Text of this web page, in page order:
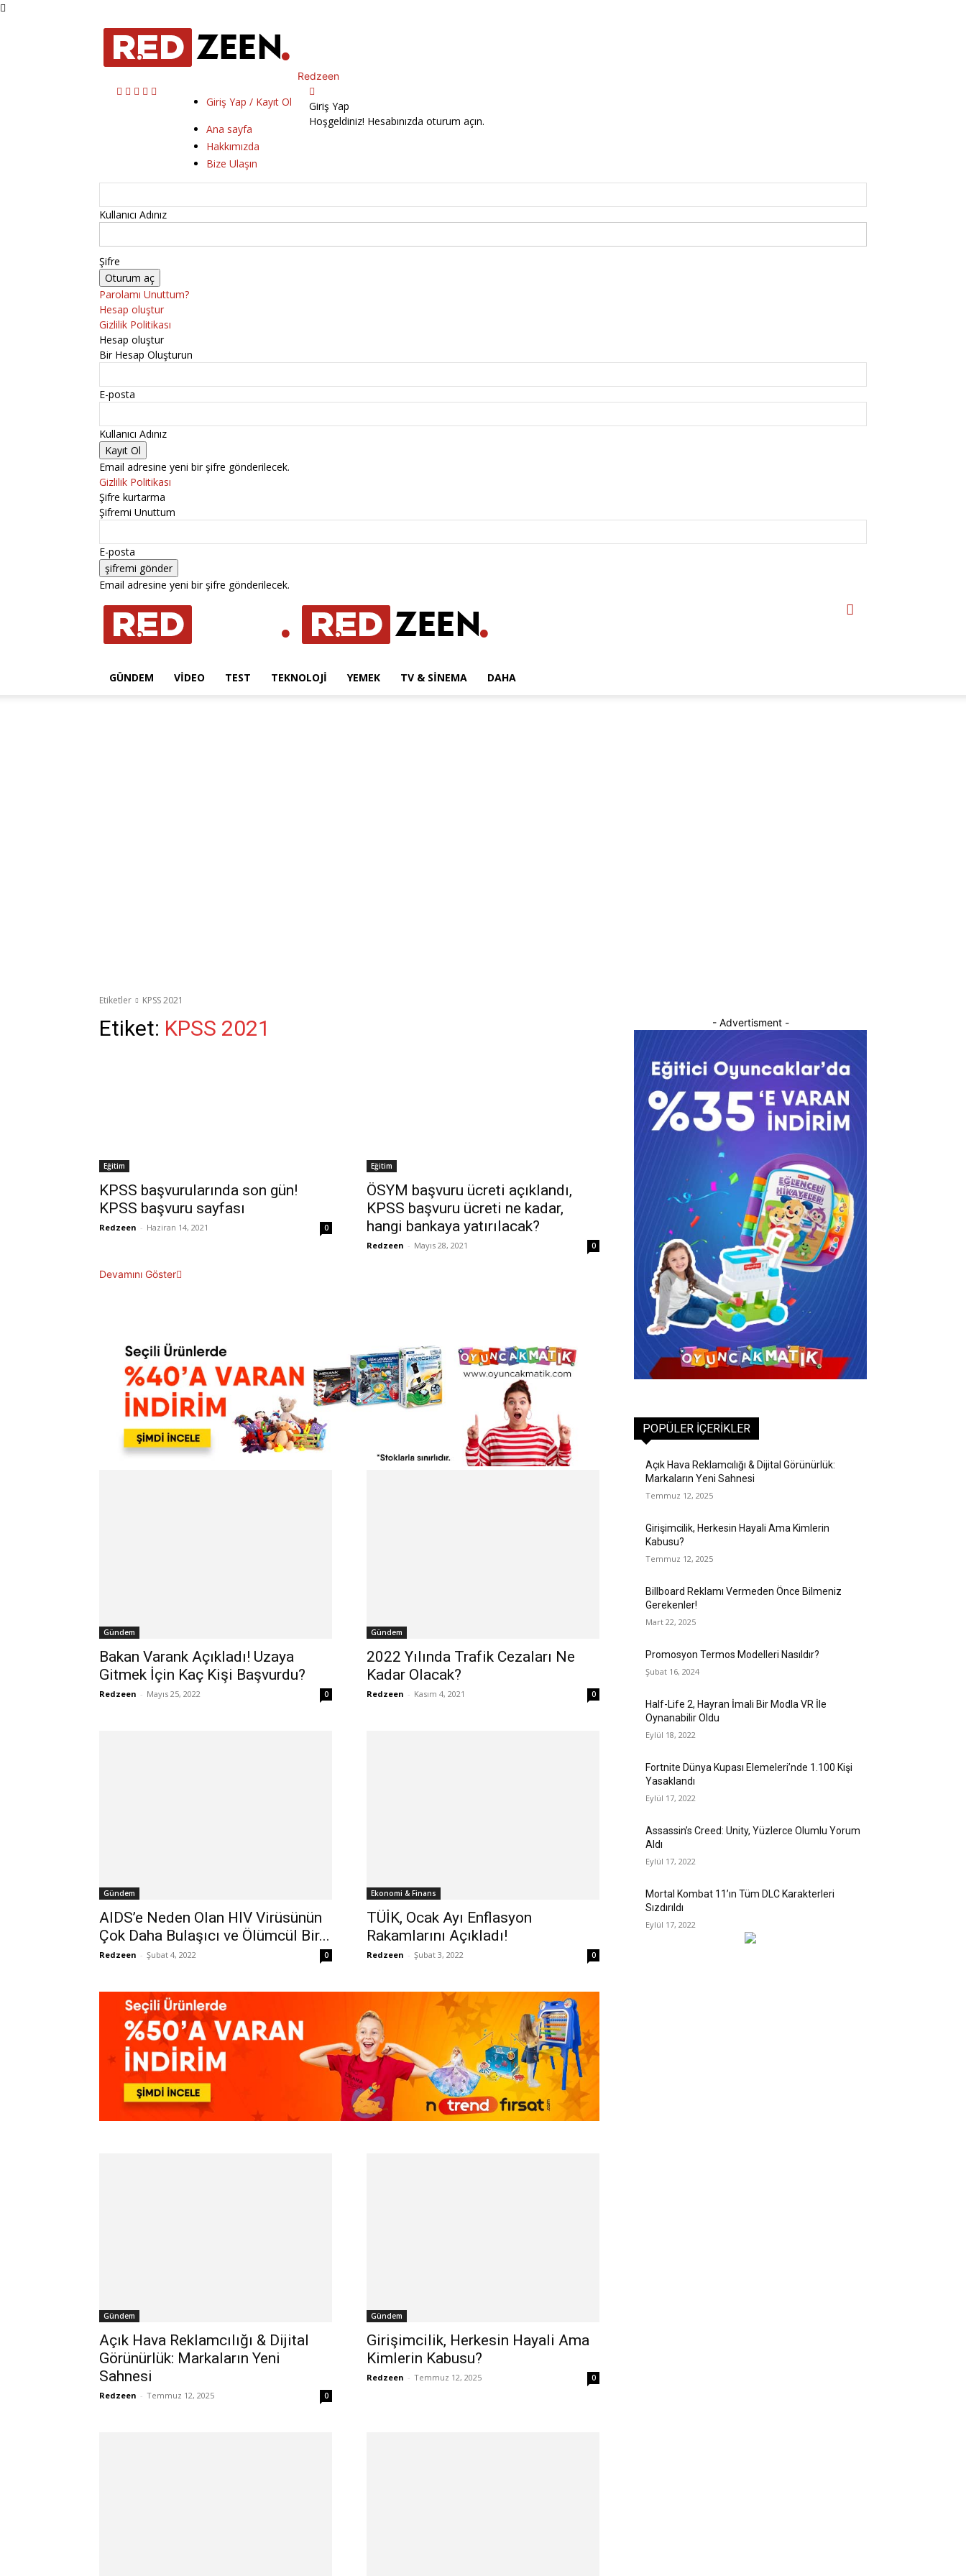
Redzeen
Giriş Yap / Kayıt Ol
Ana sayfa
Hakkımızda
Bize Ulaşın
Giriş Yap
Hoşgeldiniz! Hesabınızda oturum açın.
Kullanıcı Adınız
Şifre
Parolamı Unuttum?
Hesap oluştur
Gizlilik Politikası
Hesap oluştur
Bir Hesap Oluşturun
E-posta
Kullanıcı Adınız
Email adresine yeni bir şifre gönderilecek.
Gizlilik Politikası
Şifre kurtarma
Şifremi Unuttum
E-posta
Email adresine yeni bir şifre gönderilecek.
GÜNDEM VIDEO TEST TEKNOLOJI YEMEK TV & SINEMA DAHA
Etiketler KPSS 2021
Etiket: KPSS 2021
Eğitim
KPSS başvurularında son gün!
KPSS başvuru sayfası
Redzeen - Haziran 14, 2021 0
Eğitim
ÖSYM başvuru ücreti açıklandı,
KPSS başvuru ücreti ne kadar,
hangi bankaya yatırılacak?
Redzeen - Mayıs 28, 2021 0
Devamını Göster
Gündem
Bakan Varank Açıkladı! Uzaya
Gitmek İçin Kaç Kişi Başvurdu?
Redzeen - Mayıs 25, 2022 0
Gündem
2022 Yılında Trafik Cezaları Ne
Kadar Olacak?
Redzeen - Kasım 4, 2021 0
Gündem
AIDS’e Neden Olan HIV Virüsünün
Çok Daha Bulaşıcı ve Ölümcül Bir...
Redzeen - Şubat 4, 2022 0
Ekonomi & Finans
TÜİK, Ocak Ayı Enflasyon
Rakamlarını Açıkladı!
Redzeen - Şubat 3, 2022 0
Gündem
Açık Hava Reklamcılığı & Dijital
Görünürlük: Markaların Yeni
Sahnesi
Redzeen - Temmuz 12, 2025 0
Gündem
Girişimcilik, Herkesin Hayali Ama
Kimlerin Kabusu?
Redzeen - Temmuz 12, 2025 0
- Advertisment -
POPÜLER İÇERIKLER
Açık Hava Reklamcılığı & Dijital Görünürlük:
Markaların Yeni Sahnesi
Temmuz 12, 2025
Girişimcilik, Herkesin Hayali Ama Kimlerin
Kabusu?
Temmuz 12, 2025
Billboard Reklamı Vermeden Önce Bilmeniz
Gerekenler!
Mart 22, 2025
Promosyon Termos Modelleri Nasıldır?
Şubat 16, 2024
Half-Life 2, Hayran İmali Bir Modla VR İle
Oynanabilir Oldu
Eylül 18, 2022
Fortnite Dünya Kupası Elemeleri’nde 1.100 Kişi
Yasaklandı
Eylül 17, 2022
Assassin’s Creed: Unity, Yüzlerce Olumlu Yorum
Aldı
Eylül 17, 2022
Mortal Kombat 11’ın Tüm DLC Karakterleri
Sızdırıldı
Eylül 17, 2022